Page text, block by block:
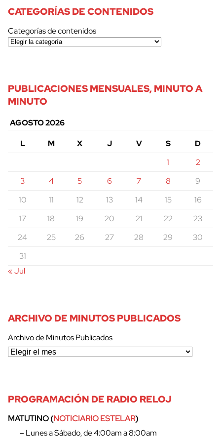
CATEGORÍAS DE CONTENIDOS
Categorías de contenidos
PUBLICACIONES MENSUALES, MINUTO A
MINUTO
AGOSTO 2026
L
M X J V S
D
1
2
3
4 5 6 7 8
9
10
11 12 13 14 15
16
17
18 19 20 21 22
23
24
25 26 27 28 29
30
31
« Jul
ARCHIVO DE MINUTOS PUBLICADOS
Archivo de Minutos Publicados
PROGRAMACIÓN DE RADIO RELOJ
MATUTINO (NOTICIARIO ESTELAR)
– Lunes a Sábado, de 4:00am a 8:00am